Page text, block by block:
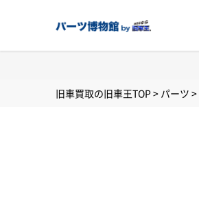
旧車買取の旧車王TOP > パーツ >